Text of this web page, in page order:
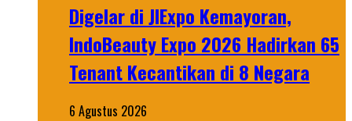
Digelar di JIExpo Kemayoran,
IndoBeauty Expo 2026 Hadirkan 65
Tenant Kecantikan di 8 Negara
6 Agustus 2026